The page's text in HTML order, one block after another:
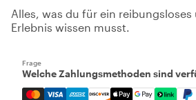
Alles, was du für ein
Erlebnis wissen musst.
Frage
Welche Zahlungsmethoden sind
Mastercard, Visa, Amex,